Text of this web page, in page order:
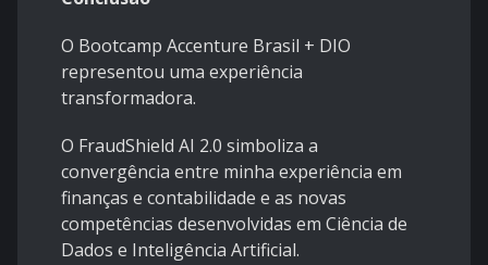
O Bootcamp Accenture Brasil + DIO
representou uma experiência
transformadora.
O FraudShield AI 2.0 simboliza a
convergência entre minha experiência em
finanças e contabilidade e as novas
competências desenvolvidas em Ciência de
Dados e Inteligência Artificial.